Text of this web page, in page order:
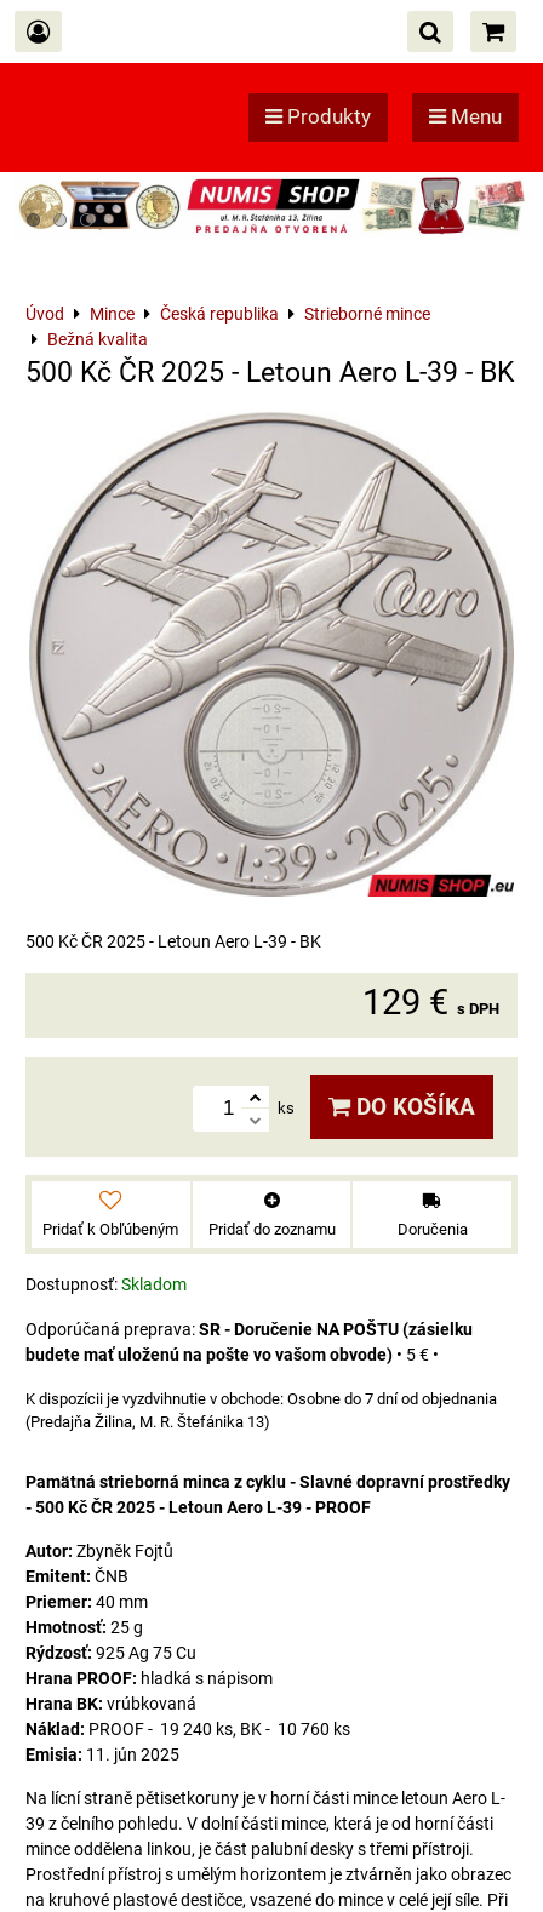
Produkty Menu
Úvod Mince Česká republika
Strieborné mince
Bežná kvalita
500 Kč ČR 2025 - Letoun Aero L-39 - BK
500 Kč ČR 2025 - Letoun Aero L-39 - BK
129 € s DPH
ks DO KOŠÍKA
Pridať k Obľúbeným Pridať do zoznamu Doručenia
Dostupnosť:Skladom
SR - Doručenie NA POŠTU (zásielku
budete mať uloženú na pošte vo vašom obvode) • 5 € •
Osobne do 7 dní od objednania
(Predajňa Žilina, M. R. Štefánika 13)
Pamätná strieborná minca z cyklu - Slavné dopravní prostředky
- 500 Kč ČR 2025 - Letoun Aero L-39 - PROOF
Autor: Zbyněk Fojtů
Emitent: ČNB
Priemer: 40 mm
Hmotnosť: 25 g
Rýdzosť: 925 Ag 75 Cu
Hrana PROOF: hladká s nápisom
Hrana BK: vrúbkovaná
Náklad: PROOF - 19 240 ks, BK - 10 760 ks
Emisia: 11. jún 2025
Na lícní straně pětisetkoruny je v horní části mince letoun Aero L-
39 z čelního pohledu. V dolní části mince, která je od horní části
mince oddělena linkou, je část palubní desky s třemi přístroji.
Prostřední přístroj s umělým horizontem je ztvárněn jako obrazec
na kruhové plastové destičce, vsazené do mince v celé její síle. Při